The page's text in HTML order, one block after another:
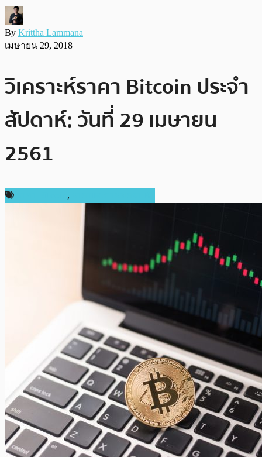
By Krittha Lammana
เมษายน 29, 2018
วิเคราะห์ราคา Bitcoin ประจำ
สัปดาห์: วันที่ 29 เมษายน
2561
,